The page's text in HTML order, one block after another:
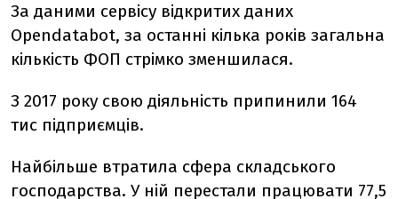
За даними сервісу відкритих даних
Opendatabot, за останні кілька років загальна
кількість ФОП стрімко зменшилася.
З 2017 року свою діяльність припинили 164
тис підприємців.
Найбільше втратила сфера складського
господарства. У ній перестали працювати 77,5